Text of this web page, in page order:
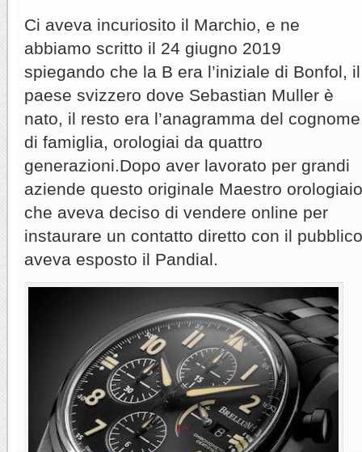
Ci aveva incuriosito il Marchio, e ne
abbiamo scritto il 24 giugno 2019
spiegando che la B era l’iniziale di Bonfol, il
paese svizzero dove Sebastian Muller è
nato, il resto era l’anagramma del cognome
di famiglia, orologiai da quattro
generazioni.Dopo aver lavorato per grandi
aziende questo originale Maestro orologiaio
che aveva deciso di vendere online per
instaurare un contatto diretto con il pubblico
aveva esposto il Pandial.